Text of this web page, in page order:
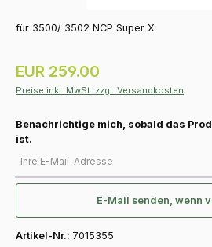
für 3500/ 3502 NCP Super X
Regulärer Preis:
EUR 259.00
Preise inkl. MwSt. zzgl. Versandkosten
Benachrichtige mich, sobald das
ist.
E-Mail senden, wenn
Artikel-Nr.: 7015355